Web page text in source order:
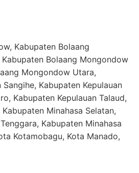
Kabupaten Bolaang
Bolaang Mongondow
Mongondow Utara,
Kabupaten Kepulauan
Kabupaten Kepulauan Talaud,
Minahasa Selatan,
Kabupaten Minahasa
Kotamobagu, Kota Manado,